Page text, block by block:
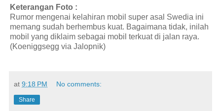
Keterangan Foto :
Rumor mengenai kelahiran mobil super asal Swedia ini
memang sudah berhembus kuat. Bagaimana tidak, inilah
mobil yang diklaim sebagai mobil terkuat di jalan raya.
(Koeniggsegg via Jalopnik)
at 9:18 PM No comments:
Share